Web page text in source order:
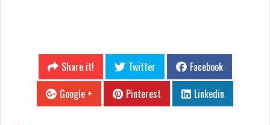
Share it! Twitter
Facebook
Google +
Pinterest Linkedin